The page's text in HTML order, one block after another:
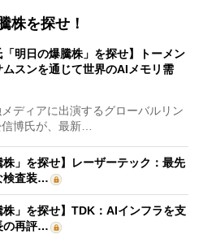
株を探せ！
「明日の爆騰株」を探せ】トーメン
スンを通じて世界のAIメモリ需
ディアに出演するグローバルリン
信博氏が、最新…
株」を探せ】レーザーテック：最先
検査装…
株」を探せ】TDK：AIインフラを支
の再評…